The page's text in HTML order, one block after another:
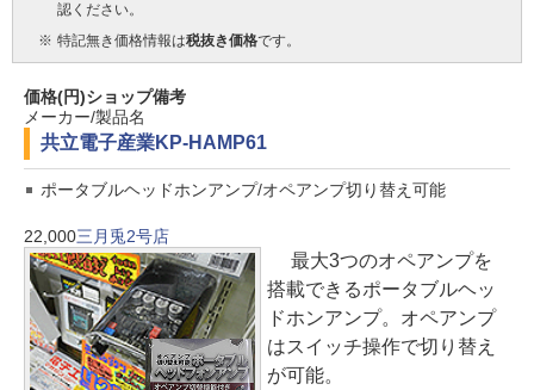
認ください。
※ 特記無き価格情報は税抜き価格です。
価格(円)ショップ備考
メーカー/製品名
共立電子産業KP-HAMP61
ポータブルヘッドホンアンプ/オペアンプ切り替え可能
22,000三月兎2号店
最大3つのオペアンプを
搭載できるポータブルヘッ
ドホンアンプ。オペアンプ
はスイッチ操作で切り替え
が可能。